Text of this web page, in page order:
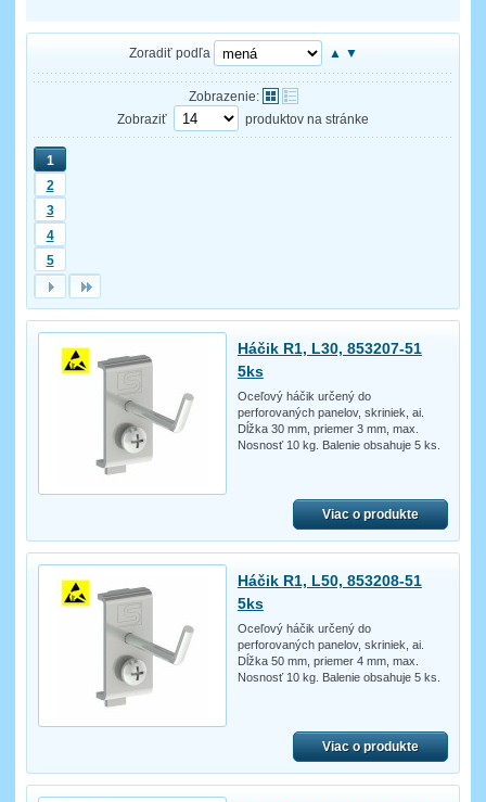
Zoradiť podľa ▲ ▼
Zobrazenie:
Zobraziť
produktov na stránke
1
2
3
4
5
Háčik R1, L30, 853207-51
5ks
Oceľový háčik určený do
perforovaných panelov, skriniek, ai.
Dĺžka 30 mm, priemer 3 mm, max.
Nosnosť 10 kg. Balenie obsahuje 5 ks.
Viac o produkte
Háčik R1, L50, 853208-51
5ks
Oceľový háčik určený do
perforovaných panelov, skriniek, ai.
Dĺžka 50 mm, priemer 4 mm, max.
Nosnosť 10 kg. Balenie obsahuje 5 ks.
Viac o produkte